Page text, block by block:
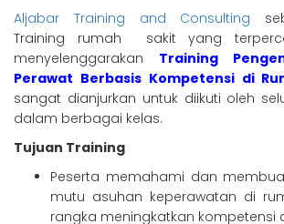
Aljabar Training and Consulting
Training rumah sakit yang
menyelenggarakan Training
Perawat Berbasis Kompetensi di
sangat dianjurkan untuk diikuti oleh
dalam berbagai kelas.
Tujuan Training
Peserta memahami dan
mutu asuhan keperawatan di
rangka meningkatkan kompetensi